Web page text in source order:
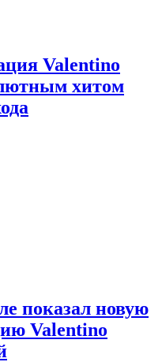
Valentino
хитом
показал новую
Valentino